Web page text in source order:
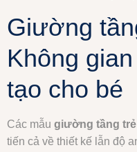
Giường
Không
tạo cho bé
Các mẫu giường tầng trẻ
tiến cả về thiết kế lẫn độ